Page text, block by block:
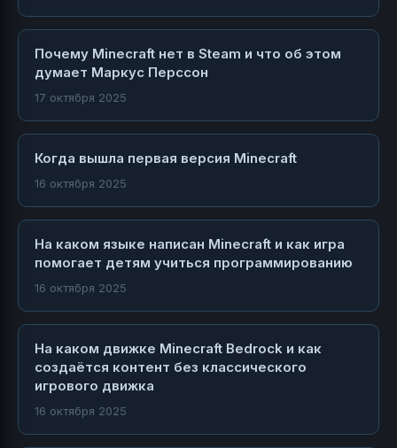
Почему Minecraft нет в Steam и что об этом
думает Маркус Перссон
17 октября 2025
Когда вышла первая версия Minecraft
16 октября 2025
На каком языке написан Minecraft и как игра
помогает детям учиться программированию
16 октября 2025
На каком движке Minecraft Bedrock и как
создаётся контент без классического
игрового движка
16 октября 2025